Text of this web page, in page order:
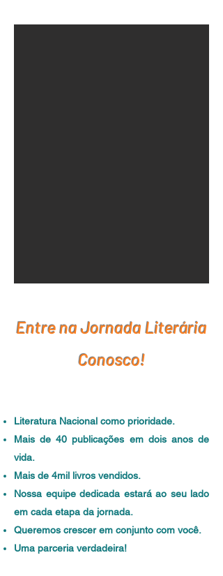
Entre na Jornada Literária
Conosco!
Literatura Nacional como prioridade.
Mais de 40 publicações em dois anos de
vida.
Mais de 4mil livros vendidos.
Nossa equipe dedicada estará ao seu lado
em cada etapa da jornada.
Queremos crescer em conjunto com você.
Uma parceria verdadeira!